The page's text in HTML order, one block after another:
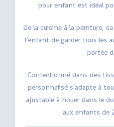
pour enfant est idéal
De la cuisine à la peinture,
l’enfant de garder tous les
portée
Confectionné dans des
personnalisé s’adapte à
ajustable à nouer dans le
aux enfants de